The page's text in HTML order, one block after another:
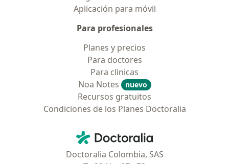
Aplicación para móvil
Para profesionales
Planes y precios
Para doctores
Para clinicas
Noa Notes
nuevo
Recursos gratuitos
Condiciones de los Planes Doctoralia
Doctoralia - Página de inicio
Doctoralia Colombia, SAS